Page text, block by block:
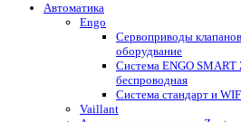
Автоматика
Engo
Сервоприводы
оборудвание
Система ENGO SMART
беспроводная
Система стандарт и
Vaillant